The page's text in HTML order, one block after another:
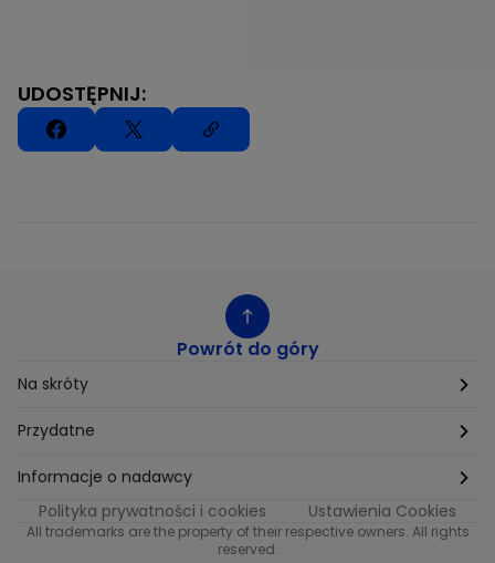
UDOSTĘPNIJ:
Powrót do góry
Na skróty
Etyka
Supplier Diversity
Polityka podatkowa
Przydatne
Biuro Prasowe
Biuro Reklamy
Informacje o nadawcy
Informacje o nadawcy programu METRO
Polityka prywatności i cookies Ustawienia Cookies
All trademarks are the property of their respective owners. All rights
reserved.